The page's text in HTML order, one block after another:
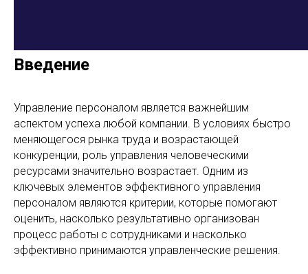
Введение
Управление персоналом является важнейшим
аспектом успеха любой компании. В условиях быстро
меняющегося рынка труда и возрастающей
конкуренции, роль управления человеческими
ресурсами значительно возрастает. Одним из
ключевых элементов эффективного управления
персоналом являются критерии, которые помогают
оценить, насколько результативно организован
процесс работы с сотрудниками и насколько
эффективно принимаются управленческие решения.